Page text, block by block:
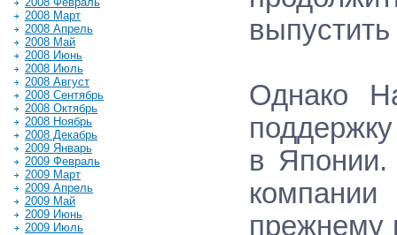
2008 Март
2008 Апрель
2008 Май
2008 Июнь
2008 Июль
2008 Август
2008 Сентябрь
2008 Октябрь
2008 Ноябрь
2008 Декабрь
2009 Январь
2009 Февраль
2009 Март
2009 Апрель
2009 Май
2009 Июнь
2009 Июль
Однако
в Японии.
прежнему